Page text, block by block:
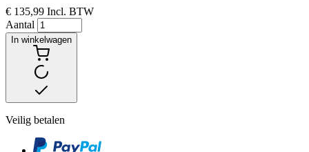
€ 135,99 Incl. BTW
Aantal
In winkelwagen
Veilig betalen